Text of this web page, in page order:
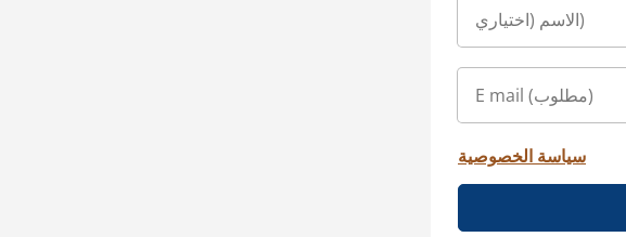
سياسة الخصوصية